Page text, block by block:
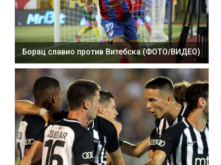
Борац славио против Витебска (ФОТО/ВИДЕО)